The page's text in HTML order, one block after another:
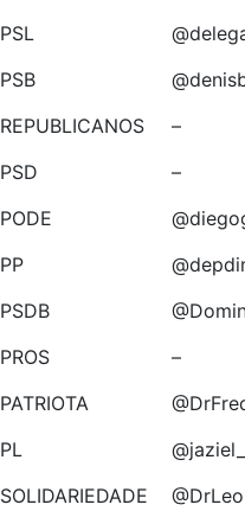
PSL
PSB
REPUBLICANOS
–
PSD
–
PODE
PP
PSDB
PROS
–
PATRIOTA
PL
SOLIDARIEDADE